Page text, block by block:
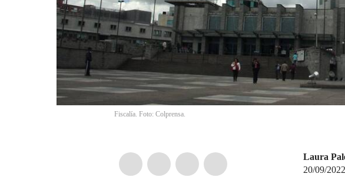
Fiscalía. Foto: Colprensa.
Laura
20/09/